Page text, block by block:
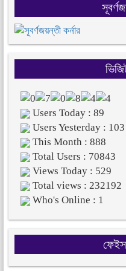
Users Today : 89
Users Yesterday : 103
This Month : 888
Total Users : 70843
Views Today : 529
Total views : 232192
Who's Online : 1